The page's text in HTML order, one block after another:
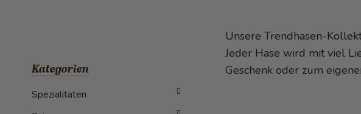
Kategorien
Spezialitäten
Unsere Trendhasen-
Jeder Hase wird mit viel
Geschenk oder zum